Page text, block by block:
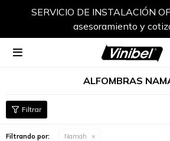
SERVICIO DE INSTALACIÓN
asesoramiento y

ALFOMBRAS
Filtrando por: Namah